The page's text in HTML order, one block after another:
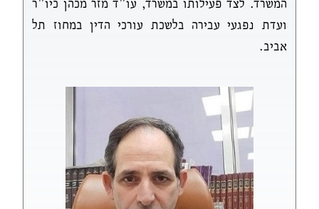
ועדת נפגעי עבירה בלשכת עורכי הדין במחוז תל
אביב.